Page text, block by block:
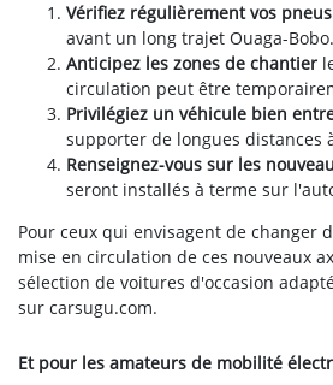
Vérifiez régulièrement vos
avant un long trajet Ouaga-Bobo.
Anticipez les zones de chantier
circulation peut être
Privilégiez un véhicule bien
supporter de longues distances
Renseignez-vous sur les
seront installés à terme sur
Pour ceux qui envisagent de changer
mise en circulation de ces nouveaux
sélection de voitures d'occasion
sur carsugu.com.
Et pour les amateurs de mobilité